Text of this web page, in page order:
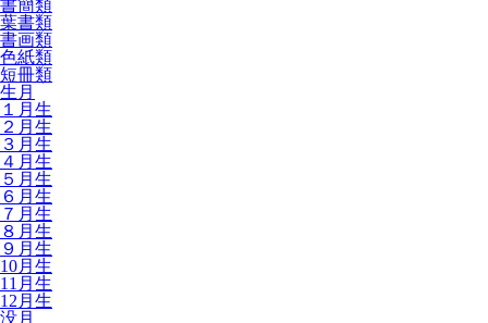
書簡類
葉書類
書画類
色紙類
短冊類
生月
１月生
２月生
３月生
４月生
５月生
６月生
７月生
８月生
９月生
10月生
11月生
12月生
没月